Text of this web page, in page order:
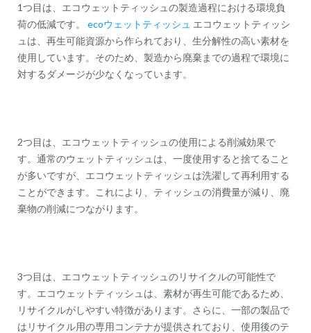
1つ目は、エコウェットティッシュの製造過程における環境負
荷の低減です。 ecoウェットティッシュ エコウェットティッシ
ュは、再生可能資源から作られており、生分解性の高い素材を
使用しています。そのため、製造から廃棄までの過程で環境に
対するダメージが少なくなっています。
2つ目は、エコウェットティッシュの使用による削減効果で
す。通常のウェットティッシュは、一度使用すると捨てること
が多いですが、エコウェットティッシュは洗濯して再利用する
ことができます。これにより、ティッシュの消費量が減り、廃
棄物の削減につながります。
3つ目は、エコウェットティッシュのリサイクルの可能性で
す。エコウェットティッシュは、素材が再生可能であるため、
リサイクルがしやすい特徴があります。さらに、一部の製品で
はリサイクル用の専用コンテナが提供されており、使用後のテ